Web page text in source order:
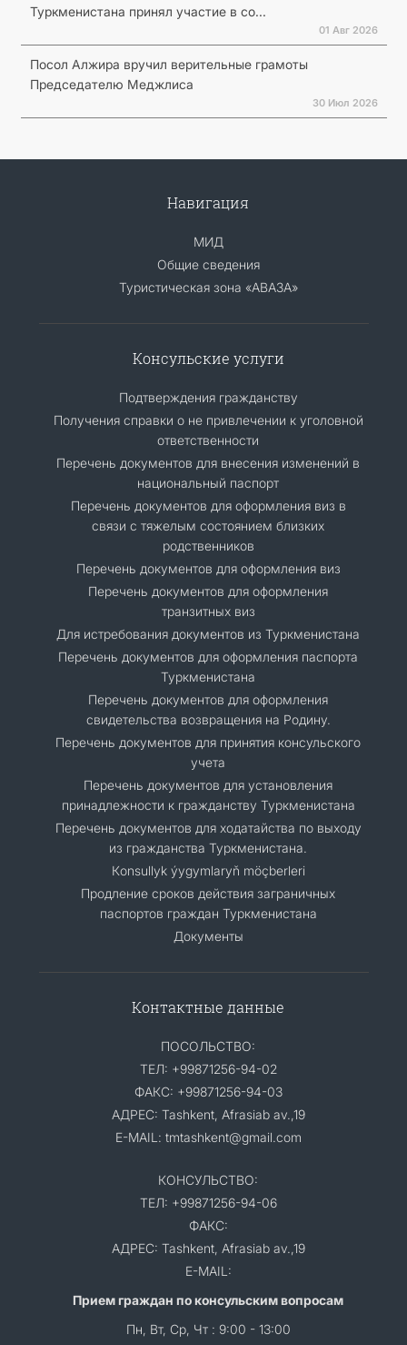
Туркменистана принял участие в со...
01 Авг 2026
Посол Алжира вручил верительные грамоты
Председателю Меджлиса
30 Июл 2026
Навигация
МИД
Общие сведения
Туристическая зона «АВАЗА»
Консульские услуги
Подтверждения гражданству
Получения справки о не привлечении к уголовной
ответственности
Перечень документов для внесения изменений в
национальный паспорт
Перечень документов для оформления виз в
связи с тяжелым состоянием близких
родственников
Перечень документов для оформления виз
Перечень документов для оформления
транзитных виз
Для истребования документов из Туркменистана
Перечень документов для оформления паспорта
Туркменистана
Перечень документов для оформления
свидетельства возвращения на Родину.
Перечень документов для принятия консульского
учета
Перечень документов для установления
принадлежности к гражданству Туркменистана
Перечень документов для ходатайства по выходу
из гражданства Туркменистана.
Кonsullyk ýygymlaryň möçberleri
Продление сроков действия заграничных
паспортов граждан Туркменистана
Документы
Контактные данные
ПОСОЛЬСТВО:
ТЕЛ: +99871256-94-02
ФАКС: +99871256-94-03
АДРЕС: Tashkent, Afrasiab av.,19
E-MAIL: tmtashkent@gmail.com
КОНСУЛЬСТВО:
ТЕЛ: +99871256-94-06
ФАКС:
АДРЕС: Tashkent, Afrasiab av.,19
E-MAIL:
Прием граждан по консульским вопросам
Пн, Вт, Ср, Чт : 9:00 - 13:00